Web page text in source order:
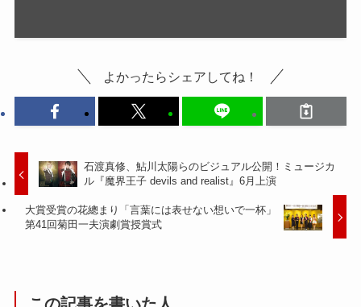
よかったらシェアしてね！
石渡真修、鮎川太陽らのビジュアル公開！ミュージカ
ル『魔界王子 devils and realist』6月上演
大賞受賞の花總まり「言葉には表せない想いで一杯」
第41回菊田一夫演劇賞授賞式